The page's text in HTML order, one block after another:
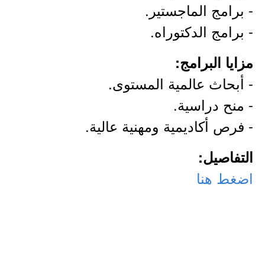
- برامج الماجستير.
- برامج الدكتوراه.
مزايا البرامج:
- أبحاث عالمية المستوى.
- منح دراسية.
- فرص أكاديمية ومهنية عالية.
التفاصيل:
اضغط هنا